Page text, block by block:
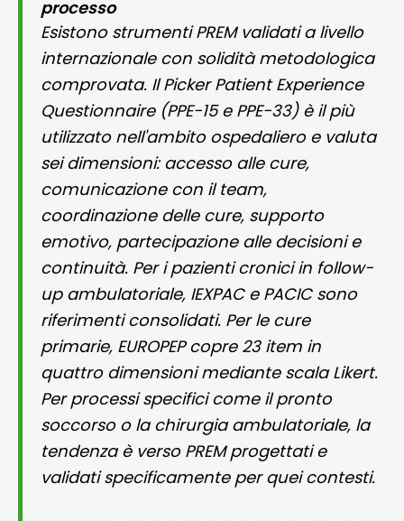
processo
Esistono strumenti PREM validati a livello
internazionale con solidità metodologica
comprovata. Il Picker Patient Experience
Questionnaire (PPE-15 e PPE-33) è il più
utilizzato nell'ambito ospedaliero e valuta
sei dimensioni: accesso alle cure,
comunicazione con il team,
coordinazione delle cure, supporto
emotivo, partecipazione alle decisioni e
continuità. Per i pazienti cronici in follow-
up ambulatoriale, IEXPAC e PACIC sono
riferimenti consolidati. Per le cure
primarie, EUROPEP copre 23 item in
quattro dimensioni mediante scala Likert.
Per processi specifici come il pronto
soccorso o la chirurgia ambulatoriale, la
tendenza è verso PREM progettati e
validati specificamente per quei contesti.